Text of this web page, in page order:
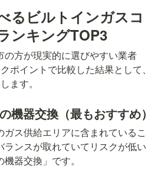
るビルトインガスコ
ンキングTOP3
の方が現実的に選びやすい業者
ポイントで比較した結果として、
ます。
機器交換（最もおすすめ）
ス供給エリアに含まれているこ
ランスが取れていてリスクが低い
器交換」です。